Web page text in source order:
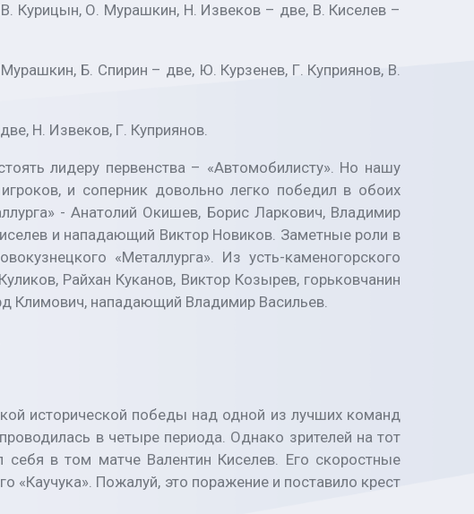
Курицын, О. Мурашкин, Н. Извеков – две, В. Киселев –
Б. Спирин – две, Ю. Курзенев, Г. Куприянов, В.
Н. Извеков, Г. Куприянов.
лидеру первенства – «Автомобилисту». Но нашу
и соперник довольно легко победил в обоих
- Анатолий Окишев, Борис Ларкович, Владимир
и нападающий Виктор Новиков. Заметные роли в
«Металлурга». Из усть-каменогорского
Райхан Куканов, Виктор Козырев, горьковчанин
Климович, нападающий Владимир Васильев.
исторической победы над одной из лучших команд
в четыре периода. Однако зрителей на тот
в том матче Валентин Киселев. Его скоростные
Пожалуй, это поражение и поставило крест